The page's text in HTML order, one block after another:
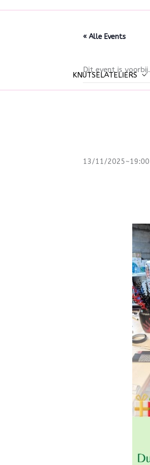
KNUTSELATELIERS
« Alle Events
Dit event is voorbij.
13/11/2025~19:00